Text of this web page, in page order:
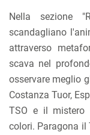
Nella sezione
scandagliano
attraverso
scava nel
osservare meglio
Costanza Tuor,
TSO e il mistero
colori. Paragona